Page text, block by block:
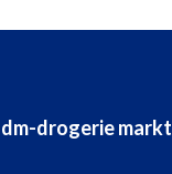
dm-drogerie markt